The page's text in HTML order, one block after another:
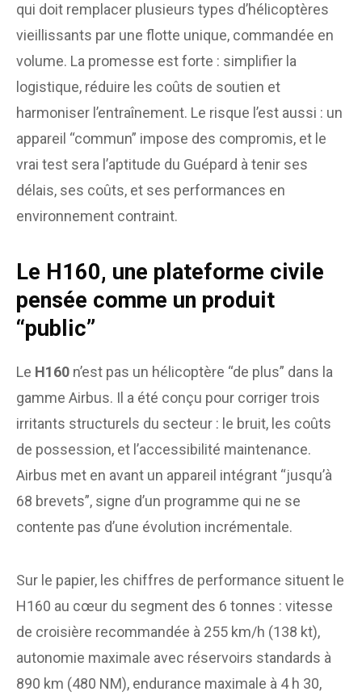
qui doit remplacer plusieurs types d’hélicoptères
vieillissants par une flotte unique, commandée en
volume. La promesse est forte : simplifier la
logistique, réduire les coûts de soutien et
harmoniser l’entraînement. Le risque l’est aussi : un
appareil “commun” impose des compromis, et le
vrai test sera l’aptitude du Guépard à tenir ses
délais, ses coûts, et ses performances en
environnement contraint.
Le H160, une plateforme civile
pensée comme un produit
“public”
Le H160 n’est pas un hélicoptère “de plus” dans la
gamme Airbus. Il a été conçu pour corriger trois
irritants structurels du secteur : le bruit, les coûts
de possession, et l’accessibilité maintenance.
Airbus met en avant un appareil intégrant “jusqu’à
68 brevets”, signe d’un programme qui ne se
contente pas d’une évolution incrémentale.
Sur le papier, les chiffres de performance situent le
H160 au cœur du segment des 6 tonnes : vitesse
de croisière recommandée à 255 km/h (138 kt),
autonomie maximale avec réservoirs standards à
890 km (480 NM), endurance maximale à 4 h 30,